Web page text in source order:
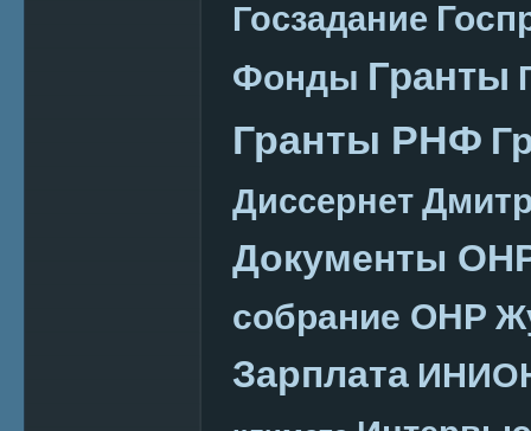
Госзадание
Фонды Гранты
Гранты РНФ
Диссернет
Документы
собрание ОНР
Зарплата